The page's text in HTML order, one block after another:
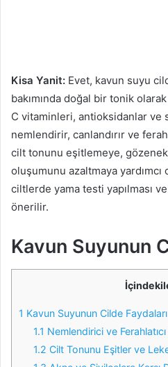
Kisa Yanit: Evet, kavun suyu
bakımında doğal bir tonik
C vitaminleri, antioksidanlar ve
nemlendirir, canlandırır ve
cilt tonunu eşitlemeye,
oluşumunu azaltmaya yardımcı
ciltlerde yama testi yapılması ve
önerilir.
Kavun Suyunun
1 Kavun Suyunun Cilde Faydaları
1.1 Nemlendirici ve
1.2 Cilt Tonunu Eşitler ve